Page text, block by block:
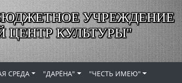
УЧРЕЖДЕНИЕ
ЦЕНТР КУЛЬТУРЫ"
СРЕДА "ДАРЁНА"
"ЧЕСТЬ ИМЕЮ"